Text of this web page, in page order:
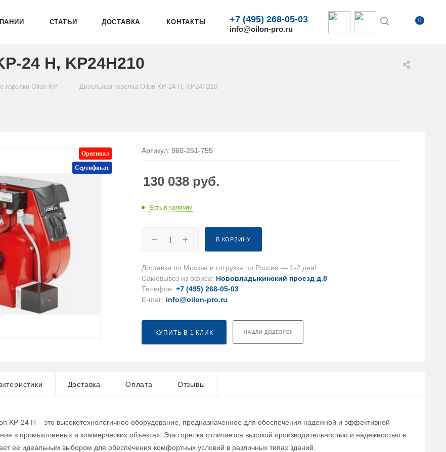
СТАТЬИ ДОСТАВКА КОНТАКТЫ +7 (495) 268-05-03
info@oilon-pro.ru
0
24 H, KP24H210
горелки Oilon KP Дизельная горелка Oilon KP-24 H, KP24H210
Оригинал
Сертификат
Артикул: 560-251-755
130 038 руб.
Есть в наличии
В КОРЗИНУ
Доставка по Москве и отгрузка по России — 1-2 дня!
Самовывоз из офиса: Нововладыкинский проезд д.8
Телефон:+7 (495) 268-05-03
E-mail: info@oilon-pro.ru
КУПИТЬ В 1 КЛИК НАШЛИ ДЕШЕВЛЕ?
Доставка Оплата Отзывы
KP-24 H – это высокотехнологичное оборудование, предназначенное для обеспечения надежной и эффективной
в промышленных и коммерческих объектах. Эта горелка отличается высокой производительностью и надежностью в
ее идеальным выбором для обеспечения комфортных условий в различных типах зданий.